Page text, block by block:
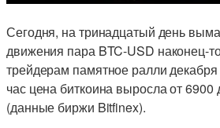
Сегодня, на тринадцатый день
движения пара BTC-USD наконец-
трейдерам памятное ралли
час цена биткоина выросла от
(данные биржи Bitfinex).